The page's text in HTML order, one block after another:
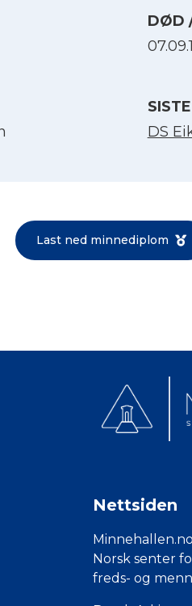
DØD
DS
Last ned minnediplom
Nettsiden
Norsk senter
freds- og